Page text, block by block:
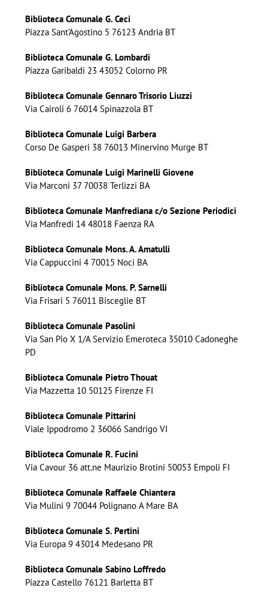
Biblioteca Comunale G. Ceci
Piazza Sant’Agostino 5 76123 Andria BT
Biblioteca Comunale G. Lombardi
Piazza Garibaldi 23 43052 Colorno PR
Biblioteca Comunale Gennaro Trisorio Liuzzi
Via Cairoli 6 76014 Spinazzola BT
Biblioteca Comunale Luigi Barbera
Corso De Gasperi 38 76013 Minervino Murge BT
Biblioteca Comunale Luigi Marinelli Giovene
Via Marconi 37 70038 Terlizzi BA
Biblioteca Comunale Manfrediana c/o Sezione Periodici
Via Manfredi 14 48018 Faenza RA
Biblioteca Comunale Mons. A. Amatulli
Via Cappuccini 4 70015 Noci BA
Biblioteca Comunale Mons. P. Sarnelli
Via Frisari 5 76011 Bisceglie BT
Biblioteca Comunale Pasolini
Via San Pio X 1/A Servizio Emeroteca 35010 Cadoneghe
PD
Biblioteca Comunale Pietro Thouat
Via Mazzetta 10 50125 Firenze FI
Biblioteca Comunale Pittarini
Viale Ippodromo 2 36066 Sandrigo VI
Biblioteca Comunale R. Fucini
Via Cavour 36 att.ne Maurizio Brotini 50053 Empoli FI
Biblioteca Comunale Raffaele Chiantera
Via Mulini 9 70044 Polignano A Mare BA
Biblioteca Comunale S. Pertini
Via Europa 9 43014 Medesano PR
Biblioteca Comunale Sabino Loffredo
Piazza Castello 76121 Barletta BT